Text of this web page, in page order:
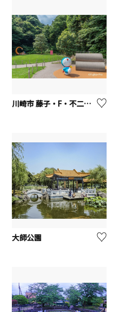
川崎市 藤子・F・不二雄ミュージアム
大師公園